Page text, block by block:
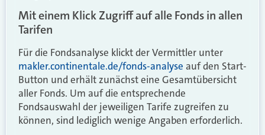
Mit einem Klick Zugriff auf alle Fonds in allen
Tarifen
Für die Fondsanalyse klickt der Vermittler unter
makler.continentale.de/fonds-analyse auf den Start-
Button und erhält zunächst eine Gesamtübersicht
aller Fonds. Um auf die entsprechende
Fondsauswahl der jeweiligen Tarife zugreifen zu
können, sind lediglich wenige Angaben erforderlich.